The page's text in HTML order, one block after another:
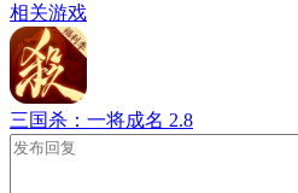
相关游戏
三国杀：一将成名 2.8